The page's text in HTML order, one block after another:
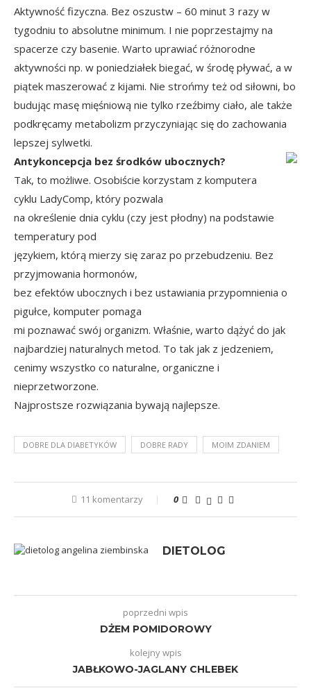
Aktywność fizyczna. Bez oszustw – 60 minut 3 razy w
tygodniu to absolutne minimum. I nie poprzestajmy na
spacerze czy basenie. Warto uprawiać różnorodne
aktywności np. w poniedziałek biegać, w środę pływać, a w
piątek maszerować z kijami. Nie strońmy też od siłowni, bo
budując masę mięśniową nie tylko rzeźbimy ciało, ale także
podkręcamy metabolizm przyczyniając się do zachowania
lepszej sylwetki.
Antykoncepcja bez środków ubocznych?
Tak, to możliwe. Osobiście korzystam z komputera
cyklu LadyComp, który pozwala
na określenie dnia cyklu (czy jest płodny) na podstawie
temperatury pod
językiem, którą mierzy się zaraz po przebudzeniu. Bez
przyjmowania hormonów,
bez efektów ubocznych i bez ustawiania przypomnienia o
pigułce, komputer pomaga
mi poznawać swój organizm. Właśnie, warto dążyć do jak
najbardziej naturalnych metod. To tak jak z jedzeniem,
cenimy wszystko co naturalne, organiczne i
nieprzetworzone.
Najprostsze rozwiązania bywają najlepsze.
DOBRE DLA DIABETYKÓW DOBRE RADY MOIM ZDANIEM
11 komentarzy 0
DIETOLOG
poprzedni wpis
DŻEM POMIDOROWY
kolejny wpis
JABŁKOWO-JAGLANY CHLEBEK